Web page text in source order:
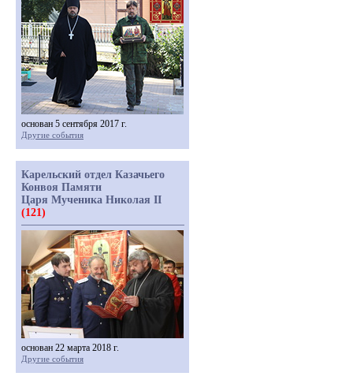
основан 5 сентября 2017 г.
Другие события
Карельский отдел Казачьего
Конвоя Памяти
Царя Мученика Николая II
(121)
основан 22 марта 2018 г.
Другие события